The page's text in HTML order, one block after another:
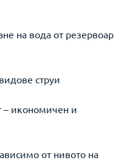
на вода от резервоар
струи
– икономичен и
от нивото на